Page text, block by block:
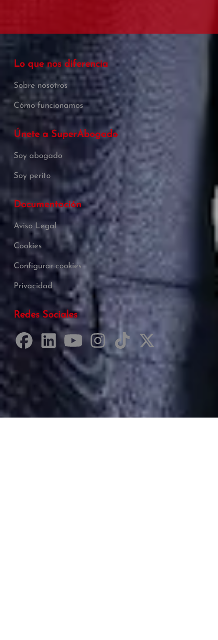
Lo que nos diferencia
Sobre nosotros
Cómo funcionamos
Únete a SuperAbogado
Soy abogado
Soy perito
Documentación
Aviso Legal
Cookies
Configurar cookies
Privacidad
Redes Sociales
Desarrollado por Just Quality